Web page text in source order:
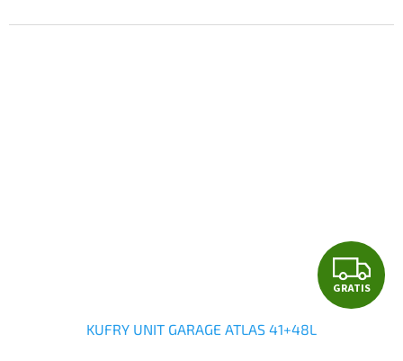
G
R
GRATIS
KUFRY UNIT GARAGE ATLAS 41+48L